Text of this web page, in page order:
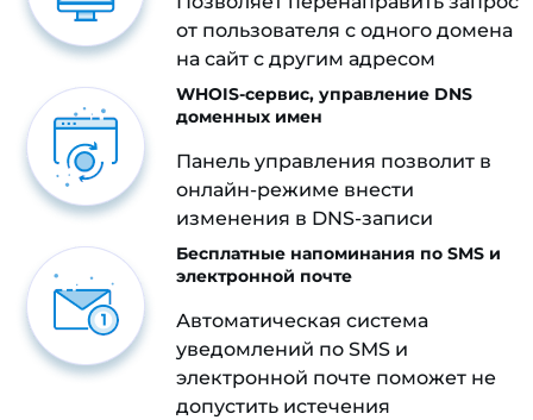
от пользователя с одного домена
на сайт с другим адресом
WHOIS-сервис, управление DNS
доменных имен
Панель управления позволит в
онлайн-режиме внести
изменения в DNS-записи
Бесплатные напоминания по SMS и
электронной почте
Автоматическая система
уведомлений по SMS и
электронной почте поможет не
допустить истечения